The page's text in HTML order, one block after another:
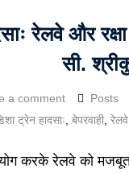
रेलवे और
सी.
a comment
Posts
ट्रेन हादसाः बेपरवाही रेलवे
करके रेलवे को